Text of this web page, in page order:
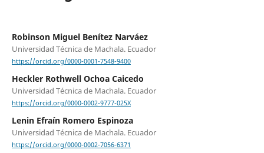
Robinson Miguel Benítez Narváez
Universidad Técnica de Machala. Ecuador
https://orcid.org/0000-0001-7548-9400
Heckler Rothwell Ochoa Caicedo
Universidad Técnica de Machala. Ecuador
https://orcid.org/0000-0002-9777-025X
Lenin Efraín Romero Espinoza
Universidad Técnica de Machala. Ecuador
https://orcid.org/0000-0002-7056-6371